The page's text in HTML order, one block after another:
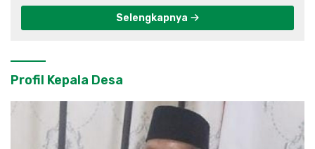
Selengkapnya
Profil Kepala Desa